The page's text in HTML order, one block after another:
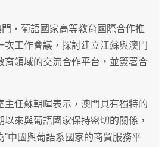
門‧葡語國家高等教育國際合作推
次工作會議，探討建立江蘇與澳門
育領域的交流合作平台，並簽署合
主任蘇朝暉表示，澳門具有獨特的
以來與葡語國家保持密切的關係，
“中國與葡語系國家的商貿服務平